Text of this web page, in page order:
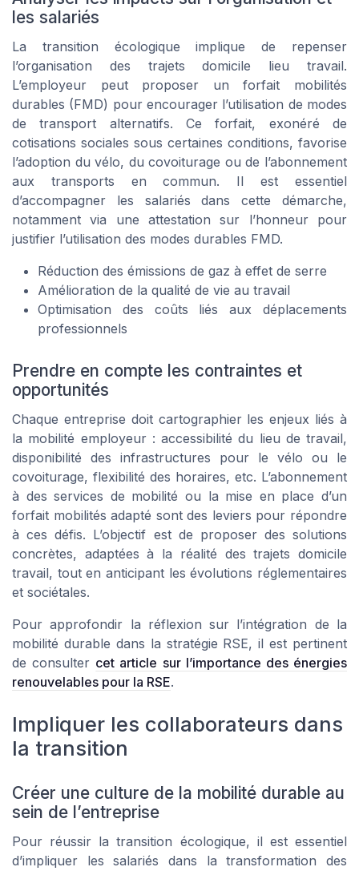
les salariés
La transition écologique implique de repenser
l’organisation des trajets domicile lieu travail.
L’employeur peut proposer un forfait mobilités
durables (FMD) pour encourager l’utilisation de modes
de transport alternatifs. Ce forfait, exonéré de
cotisations sociales sous certaines conditions, favorise
l’adoption du vélo, du covoiturage ou de l’abonnement
aux transports en commun. Il est essentiel
d’accompagner les salariés dans cette démarche,
notamment via une attestation sur l’honneur pour
justifier l’utilisation des modes durables FMD.
Réduction des émissions de gaz à effet de serre
Amélioration de la qualité de vie au travail
Optimisation des coûts liés aux déplacements
professionnels
Prendre en compte les contraintes et
opportunités
Chaque entreprise doit cartographier les enjeux liés à
la mobilité employeur : accessibilité du lieu de travail,
disponibilité des infrastructures pour le vélo ou le
covoiturage, flexibilité des horaires, etc. L’abonnement
à des services de mobilité ou la mise en place d’un
forfait mobilités adapté sont des leviers pour répondre
à ces défis. L’objectif est de proposer des solutions
concrètes, adaptées à la réalité des trajets domicile
travail, tout en anticipant les évolutions réglementaires
et sociétales.
Pour approfondir la réflexion sur l’intégration de la
mobilité durable dans la stratégie RSE, il est pertinent
de consulter cet article sur l’importance des énergies
renouvelables pour la RSE.
Impliquer les collaborateurs dans
la transition
Créer une culture de la mobilité durable au
sein de l’entreprise
Pour réussir la transition écologique, il est essentiel
d’impliquer les salariés dans la transformation des